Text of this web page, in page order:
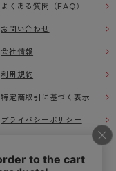
よくある質問（FAQ）
お問い合わせ
会社情報
利用規約
特定商取引に基づく表示
プライバシーポリシー